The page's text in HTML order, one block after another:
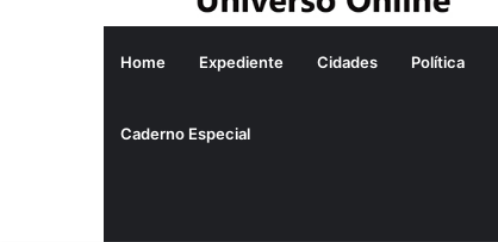
Home Expediente Cidades Política
Caderno Especial